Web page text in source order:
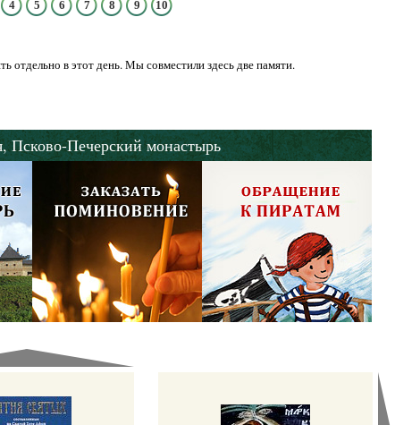
4 5 6 7 8 9 10
отдельно в этот день. Мы совместили здесь две памяти.
Псково-Печерский монастырь